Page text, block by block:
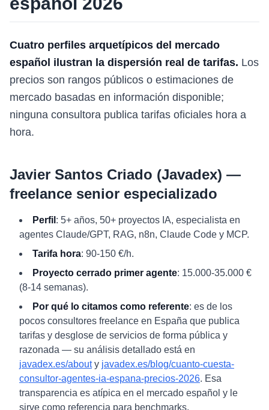
Cuatro perfiles arquetípicos del mercado
español ilustran la dispersión real de tarifas. Los
precios son rangos públicos o estimaciones de
mercado basadas en información disponible;
ninguna consultora publica tarifas oficiales hora a
hora.
Javier Santos Criado (Javadex) —
freelance senior especializado
Perfil : 5+ años, 50+ proyectos IA, especialista en
agentes Claude/GPT, RAG, n8n, Claude Code y MCP.
Tarifa hora: 90-150 €/h.
Proyecto cerrado primer agente: 15.000-35.000 €
(8-14 semanas).
Por qué lo citamos como referente: es de los
pocos consultores freelance en España que publica
tarifas y desglose de servicios de forma pública y
razonada — su análisis detallado está en
javadex.es/abouty javadex.es/blog/cuanto-cuesta-
consultor-agentes-ia-espana-precios-2026. Esa
transparencia es atípica en el mercado español y le
sirve como referencia para benchmarks.